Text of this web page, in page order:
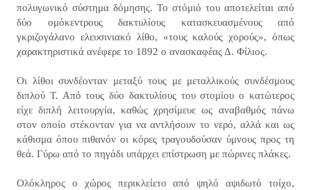
πολυγωνικό σύστημα δόμησης. Το στόμιό του αποτελείται από
δύο ομόκεντρους δακτυλίους κατασκευασμένους από
γκριζογάλανο ελευσινιακό λίθο, «τους καλούς χορούς», όπως
χαρακτηριστικά ανέφερε το 1892 ο ανασκαφέας Δ. Φίλιος.
Οι λίθοι συνδέονταν μεταξύ τους με μεταλλικούς συνδέσμους
διπλού Τ. Από τους δύο δακτυλίους του στομίου ο κατώτερος
είχε διπλή λειτουργία, καθώς χρησίμευε ως αναβαθμός πάνω
στον οποίο στέκονταν για να αντλήσουν το νερό, αλλά και ως
κάθισμα όπου πιθανόν οι κόρες τραγουδούσαν ύμνους προς τη
θεά. Γύρω από το πηγάδι υπάρχει επίστρωση με πώρινες πλάκες.
Ολόκληρος ο χώρος περικλείετο από ψηλό αψιδωτό τοίχο,